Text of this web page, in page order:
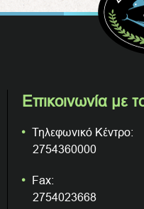
Επικοινωνία με
Τηλεφωνικό Κέντρο:
2754360000
Fax:
2754023668